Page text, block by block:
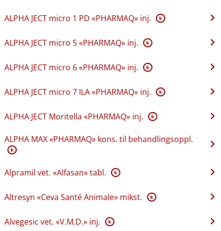
ALPHA JECT micro 1 PD «PHARMAQ» inj. K
ALPHA JECT micro 5 «PHARMAQ» inj. K
ALPHA JECT micro 6 «PHARMAQ» inj. K
ALPHA JECT micro 7 ILA «PHARMAQ» inj. K
ALPHA JECT Moritella «PHARMAQ» inj. K
ALPHA MAX «PHARMAQ» kons. til behandlingsoppl.
K
Alpramil vet. «Alfasan» tabl. K
Altresyn «Ceva Santé Animale» mikst. K
Alvegesic vet. «V.M.D.» inj. K